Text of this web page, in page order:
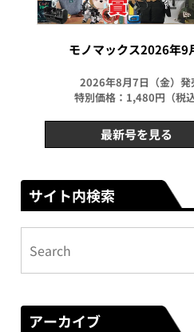
モノマックス2026年9
2026年8月7日（金）発
特別価格：1,480円（税込
最新号を見る
サイト内検索
アーカイブ